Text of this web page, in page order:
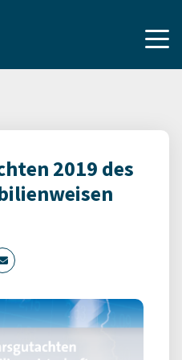
2019 des